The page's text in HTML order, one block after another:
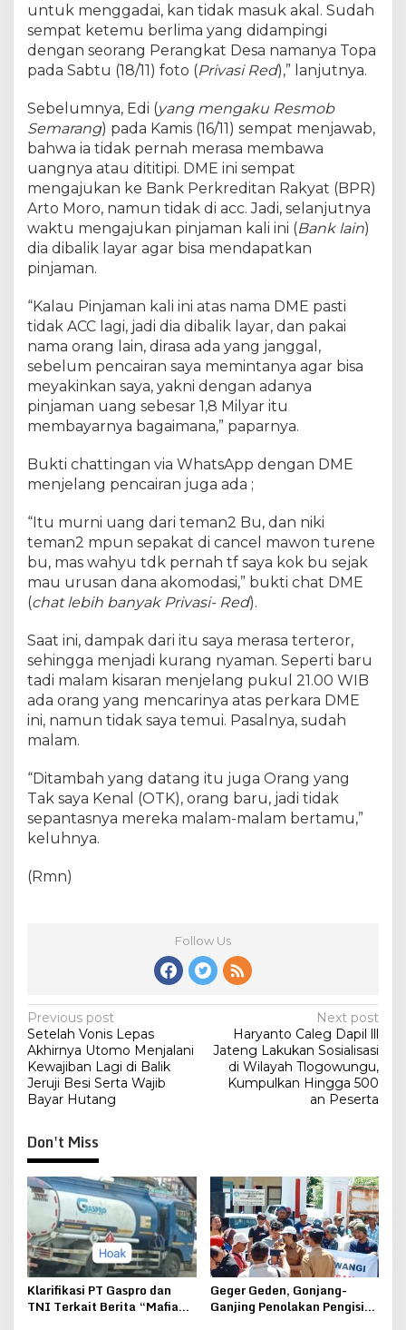
untuk menggadai, kan tidak masuk akal. Sudah
sempat ketemu berlima yang didampingi
dengan seorang Perangkat Desa namanya Topa
pada Sabtu (18/11) foto (Privasi Red),” lanjutnya.
Sebelumnya, Edi (yang mengaku Resmob
Semarang) pada Kamis (16/11) sempat menjawab,
bahwa ia tidak pernah merasa membawa
uangnya atau dititipi. DME ini sempat
mengajukan ke Bank Perkreditan Rakyat (BPR)
Arto Moro, namun tidak di acc. Jadi, selanjutnya
waktu mengajukan pinjaman kali ini (Bank lain)
dia dibalik layar agar bisa mendapatkan
pinjaman.
“Kalau Pinjaman kali ini atas nama DME pasti
tidak ACC lagi, jadi dia dibalik layar, dan pakai
nama orang lain, dirasa ada yang janggal,
sebelum pencairan saya memintanya agar bisa
meyakinkan saya, yakni dengan adanya
pinjaman uang sebesar 1,8 Milyar itu
membayarnya bagaimana,” paparnya.
Bukti chattingan via WhatsApp dengan DME
menjelang pencairan juga ada ;
“Itu murni uang dari teman2 Bu, dan niki
teman2 mpun sepakat di cancel mawon turene
bu, mas wahyu tdk pernah tf saya kok bu sejak
mau urusan dana akomodasi,” bukti chat DME
(chat lebih banyak Privasi- Red).
Saat ini, dampak dari itu saya merasa terteror,
sehingga menjadi kurang nyaman. Seperti baru
tadi malam kisaran menjelang pukul 21.00 WIB
ada orang yang mencarinya atas perkara DME
ini, namun tidak saya temui. Pasalnya, sudah
malam.
“Ditambah yang datang itu juga Orang yang
Tak saya Kenal (OTK), orang baru, jadi tidak
sepantasnya mereka malam-malam bertamu,”
keluhnya.
(Rmn)
Follow Us
Post
navigation
Previous post
Setelah Vonis Lepas
Akhirnya Utomo Menjalani
Kewajiban Lagi di Balik
Jeruji Besi Serta Wajib
Bayar Hutang
Next post
Haryanto Caleg Dapil lll
Jateng Lakukan Sosialisasi
di Wilayah Tlogowungu,
Kumpulkan Hingga 500
an Peserta
Don't Miss
Klarifikasi PT Gaspro dan
TNI Terkait Berita “Mafia
Geger Geden, Gonjang-
Ganjing Penolakan Pengisian